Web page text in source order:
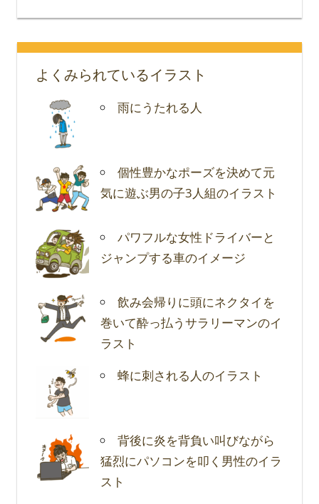
よくみられているイラスト
雨にうたれる人
個性豊かなポーズを決めて元
気に遊ぶ男の子3人組のイラスト
パワフルな女性ドライバーと
ジャンプする車のイメージ
飲み会帰りに頭にネクタイを
巻いて酔っ払うサラリーマンのイ
ラスト
蜂に刺される人のイラスト
背後に炎を背負い叫びながら
猛烈にパソコンを叩く男性のイラ
スト